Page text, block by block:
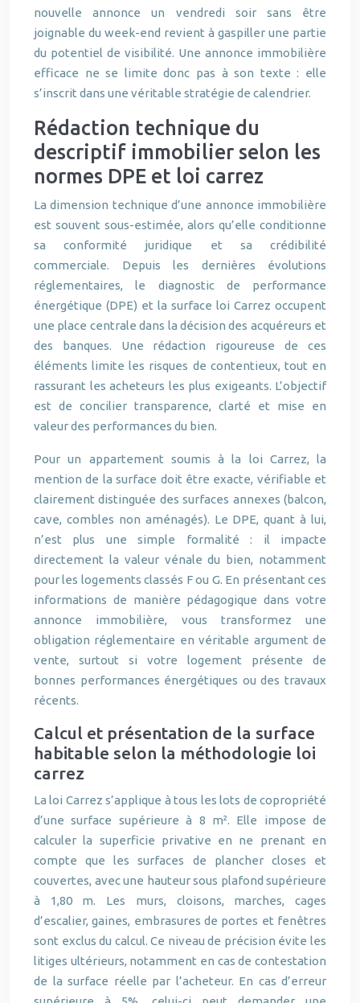
nouvelle annonce un vendredi soir sans être
joignable du week-end revient à gaspiller une partie
du potentiel de visibilité. Une annonce immobilière
efficace ne se limite donc pas à son texte : elle
s’inscrit dans une véritable stratégie de calendrier.
Rédaction technique du
descriptif immobilier selon les
normes DPE et loi carrez
La dimension technique d’une annonce immobilière
est souvent sous-estimée, alors qu’elle conditionne
sa conformité juridique et sa crédibilité
commerciale. Depuis les dernières évolutions
réglementaires, le diagnostic de performance
énergétique (DPE) et la surface loi Carrez occupent
une place centrale dans la décision des acquéreurs et
des banques. Une rédaction rigoureuse de ces
éléments limite les risques de contentieux, tout en
rassurant les acheteurs les plus exigeants. L’objectif
est de concilier transparence, clarté et mise en
valeur des performances du bien.
Pour un appartement soumis à la loi Carrez, la
mention de la surface doit être exacte, vérifiable et
clairement distinguée des surfaces annexes (balcon,
cave, combles non aménagés). Le DPE, quant à lui,
n’est plus une simple formalité : il impacte
directement la valeur vénale du bien, notamment
pour les logements classés F ou G. En présentant ces
informations de manière pédagogique dans votre
annonce immobilière, vous transformez une
obligation réglementaire en véritable argument de
vente, surtout si votre logement présente de
bonnes performances énergétiques ou des travaux
récents.
Calcul et présentation de la surface
habitable selon la méthodologie loi
carrez
La loi Carrez s’applique à tous les lots de copropriété
d’une surface supérieure à 8 m². Elle impose de
calculer la superficie privative en ne prenant en
compte que les surfaces de plancher closes et
couvertes, avec une hauteur sous plafond supérieure
à 1,80 m. Les murs, cloisons, marches, cages
d’escalier, gaines, embrasures de portes et fenêtres
sont exclus du calcul. Ce niveau de précision évite les
litiges ultérieurs, notamment en cas de contestation
de la surface réelle par l’acheteur. En cas d’erreur